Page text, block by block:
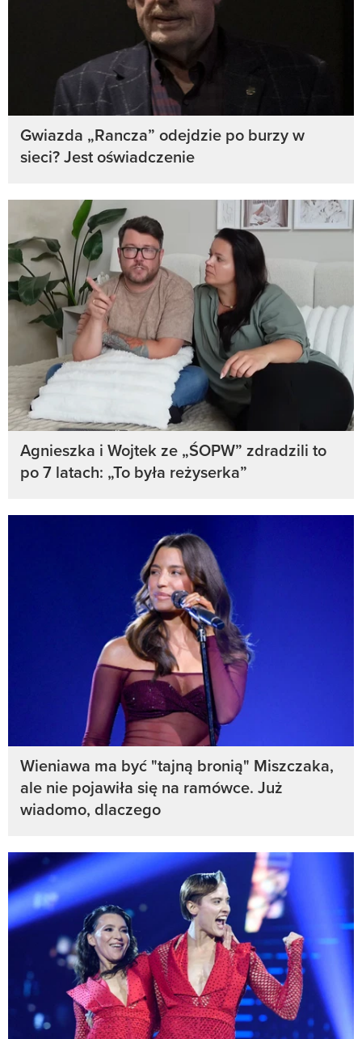
Gwiazda „Rancza” odejdzie po burzy w
sieci? Jest oświadczenie
Agnieszka i Wojtek ze „ŚOPW” zdradzili to
po 7 latach: „To była reżyserka”
Wieniawa ma być "tajną bronią" Miszczaka,
ale nie pojawiła się na ramówce. Już
wiadomo, dlaczego